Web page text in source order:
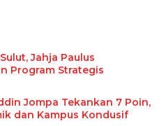
Jahja Paulus
Program Strategis
Jompa Tekankan 7 Poin,
dan Kampus Kondusif